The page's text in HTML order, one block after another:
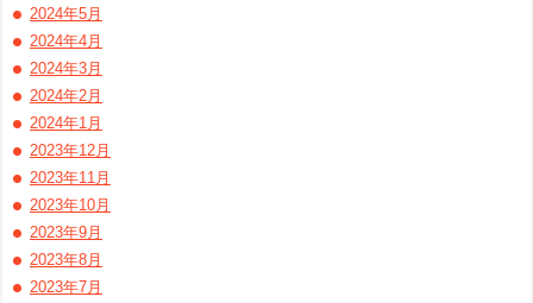
2024年5月
2024年4月
2024年3月
2024年2月
2024年1月
2023年12月
2023年11月
2023年10月
2023年9月
2023年8月
2023年7月